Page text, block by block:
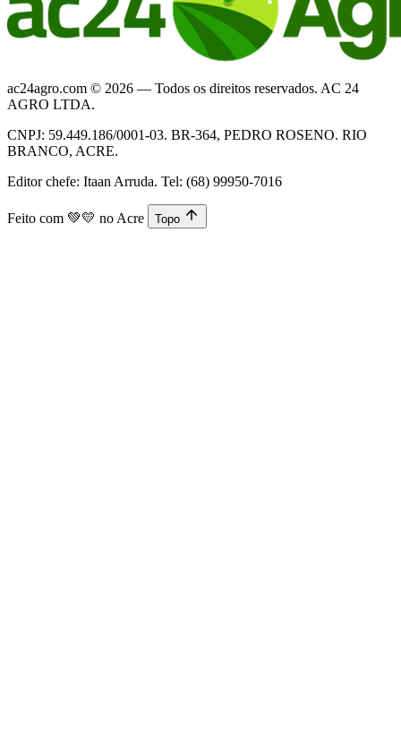
ac24agro.com © 2026 — Todos os direitos reservados. AC 24
AGRO LTDA.
CNPJ: 59.449.186/0001-03. BR-364, PEDRO ROSENO. RIO
BRANCO, ACRE.
Editor chefe: Itaan Arruda. Tel: (68) 99950-7016
Feito com 💚💛 no Acre Topo